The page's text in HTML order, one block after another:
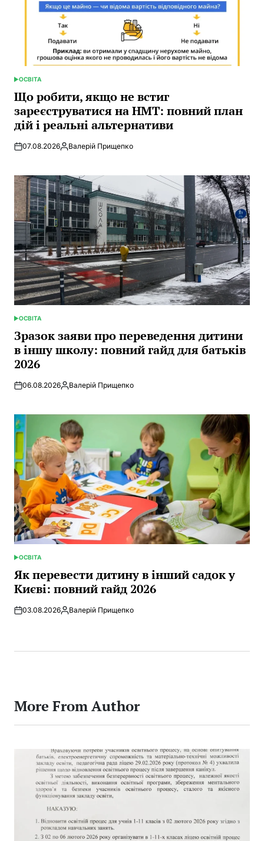
POSTED
IN
ОСВІТА
Що робити, якщо не встиг
зареєструватися на НМТ: повний план
дій і реальні альтернативи
07.08.2026Posted
Валерій Прищепко
POSTED
IN
ОСВІТА
Зразок заяви про переведення дитини
в іншу школу: повний гайд для батьків
2026
06.08.2026Posted
Валерій Прищепко
POSTED
IN
ОСВІТА
Як перевести дитину в інший садок у
Києві: повний гайд 2026
03.08.2026Posted
Валерій Прищепко
More From Author